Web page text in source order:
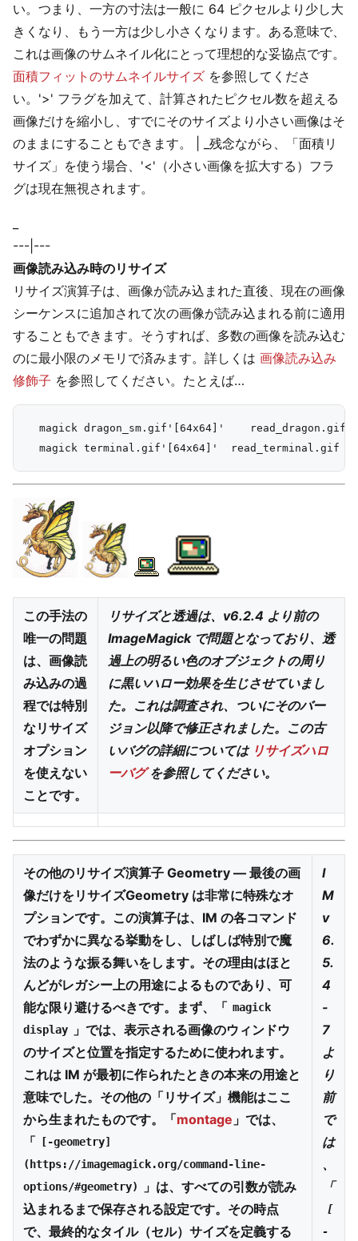
い。つまり、一方の寸法は一般に 64 ピクセルより少し大
きくなり、もう一方は少し小さくなります。ある意味で、
これは画像のサムネイル化にとって理想的な妥協点です。
面積フィットのサムネイルサイズ を参照してくださ
い。'>' フラグを加えて、計算されたピクセル数を超える
画像だけを縮小し、すでにそのサイズより小さい画像はそ
のままにすることもできます。 | _残念ながら、「面積リ
サイズ」を使う場合、'<'（小さい画像を拡大する）フラ
グは現在無視されます。
---|---
画像読み込み時のリサイズ
リサイズ演算子は、画像が読み込まれた直後、現在の画像
シーケンスに追加されて次の画像が読み込まれる前に適用
することもできます。そうすれば、多数の画像を読み込む
のに最小限のメモリで済みます。詳しくは 画像読み込み
修飾子 を参照してください。たとえば…
  magick dragon_sm.gif'[64x64]'    read_dragon.gif
この手法の
唯一の問題
は、画像読
み込みの過
程では特別
なリサイズ
オプション
を使えない
ことです。
リサイズと透過は、v6.2.4 より前の
ImageMagick で問題となっており、透
過上の明るい色のオブジェクトの周り
に黒いハロー効果を生じさせていまし
た。これは調査され、ついにそのバー
ジョン以降で修正されました。この古
いバグの詳細については リサイズハロ
ーバグを参照してください。
その他のリサイズ演算子 Geometry — 最後の画
像だけをリサイズGeometry は非常に特殊なオ
プションです。この演算子は、IM の各コマンド
でわずかに異なる挙動をし、しばしば特別で魔
法のような振る舞いをします。その理由はほと
んどがレガシー上の用途によるものであり、可
能な限り避けるべきです。まず、「 magick
display
」では、表示される画像のウィンドウ
のサイズと位置を指定するために使われます。
これは IM が最初に作られたときの本来の用途と
意味でした。その他の「リサイズ」機能はここ
から生まれたものです。「montage 」では、
「
[-geometry]
(https://imagemagick.org/command-line-
options/#geometry)
」は、すべての引数が読み
込まれるまで保存される設定です。その時点
で、最終的なタイル（セル）サイズを定義する
I
M
v
6.
5.
4
-
7
よ
り
前
で
は
、
「
[
-